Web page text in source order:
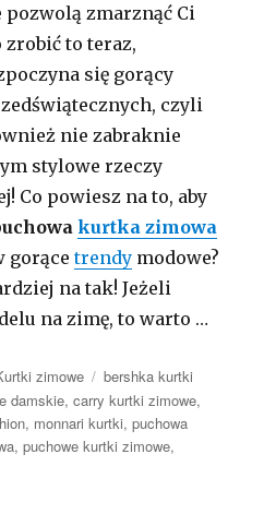
zmarznąć Ci
zrobić to teraz,
się gorący
czyli
nie zabraknie
stylowe rzeczy
Co powiesz na to, aby
kurtka zimowa
gorącetrendy modowe?
na tak! Jeżeli
na zimę, to warto …
zimowe Tagi
bershka kurtki
damskie,carry kurtki zimowe,
, monnari kurtki,puchowa
,puchowe kurtki zimowe,